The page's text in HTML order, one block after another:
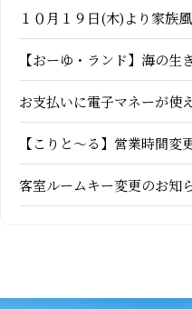
１０月１９日(木)より家族
【おーゆ・ランド】海の生
お支払いに電子マネーが使
【こりと～る】営業時間変
客室ルームキー変更のお知